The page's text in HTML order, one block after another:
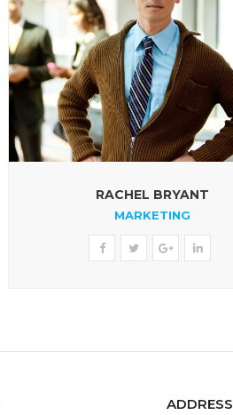
RACHEL BRYANT
MARKETING
ADDRESS